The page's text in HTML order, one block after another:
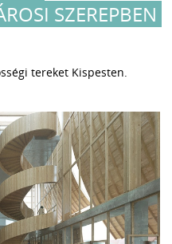
SZEREPBEN
tereket Kispesten.